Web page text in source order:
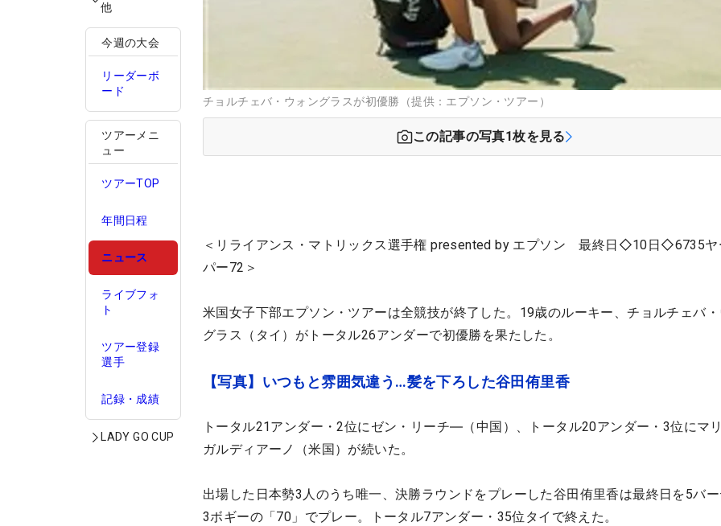
他
今週の大会
リーダーボ
ード
ツアーメニ
ュー
ツアーTOP
年間日程
ニュース
ライブフォ
ト
ツアー登録
選手
記録・成績
LADY GO CUP
チョルチェバ・ウォングラスが初優勝（提供：エプソン・ツアー）
この記事の写真1枚を見る
＜リライアンス・マトリックス選手権 presented by エプソン 最終日◇10日◇6735ヤ
パー72＞
米国女子下部エプソン・ツアーは全競技が終了した。19歳のルーキー、チョルチェバ
グラス（タイ）がトータル26アンダーで初優勝を果たした。
【写真】いつもと雰囲気違う…髪を下ろした谷田侑里香
トータル21アンダー・2位にゼン・リーチ―（中国）、トータル20アンダー・3位にマ
ガルディアーノ（米国）が続いた。
出場した日本勢3人のうち唯一、決勝ラウンドをプレーした谷田侑里香は最終日を5バ
3ボギーの「70」でプレー。トータル7アンダー・35位タイで終えた。